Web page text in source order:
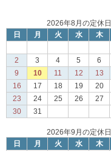
2026年8月の定休日
日
月 火 水 木
2
3 4 5 6
9
10 11 12 13
16
17 18 19 20
23
24 25 26 27
30
31
2026年9月の定休日
日
月 火 水 木